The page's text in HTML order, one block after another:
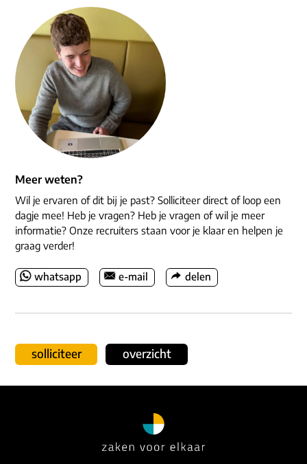
Meer weten?
Wil je ervaren of dit bij je past? Solliciteer direct of loop een
dagje mee! Heb je vragen? Heb je vragen of wil je meer
informatie? Onze recruiters staan voor je klaar en helpen je
graag verder!
whatsapp e-mail delen
solliciteer overzicht